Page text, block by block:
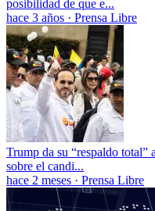
posibilidad de que e...
hace 3 años · Prensa Libre
Trump da su “respaldo
sobre el candi...
hace 2 meses · Prensa Libre